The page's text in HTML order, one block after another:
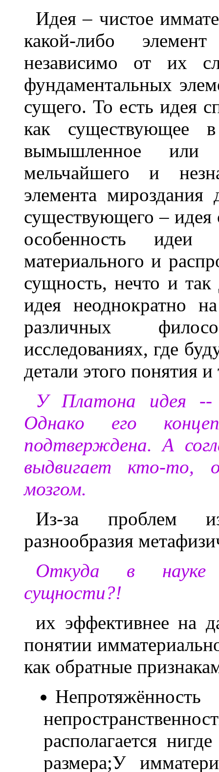
Идея – чистое
какой-либо
независимо от их
фундаментальных
сущего. То есть идея
как существующее
вымышленное или
мельчайшего и
элемента мироздания
существующего – идея
особенность
материального и
сущность, нечто и
идея неоднократно
различных
исследованиях, где
детали этого понятия
У Платона идея --
Однако его
подтверждена. А
выдвигает кто-то,
мозгом.
Из-за проблем
разнообразия
Откуда в науке
сущности?!
их эффективнее на
понятии
как обратные
располагается
размера;У